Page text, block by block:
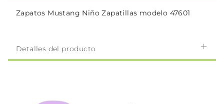
Zapatos Mustang Niño Zapatillas modelo 47601
Detalles del producto